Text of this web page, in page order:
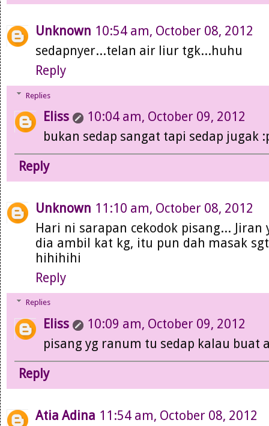
Unknown 10:54 am, October 08, 2012
sedapnyer...telan air liur tgk...huhu
Reply
Replies
Eliss
10:04 am, October 09, 2012
bukan sedap sangat tapi sedap jugak
Reply
Unknown 11:10 am, October 08, 2012
Hari ni sarapan cekodok pisang... Jiran
dia ambil kat kg, itu pun dah masak
hihihihi
Reply
Replies
Eliss
10:09 am, October 09, 2012
pisang yg ranum tu sedap kalau buat
Reply
Atia Adina 11:54 am, October 08, 2012